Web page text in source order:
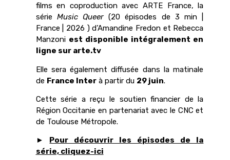
films en coproduction avec ARTE France, la
série Music Queer(20 épisodes de 3 min |
France | 2026 ) d’Amandine Fredon et Rebecca
Manzoni est disponible intégralement en
ligne sur arte.tv
Elle sera égalementdiffusée dans la matinale
de France Interà partir du 29 juin.
Cette série a reçu le soutien financier de la
Région Occitanie en partenariat avec le CNC et
de Toulouse Métropole.
►
Pour découvrir les épisodes de la
série, cliquez-ici